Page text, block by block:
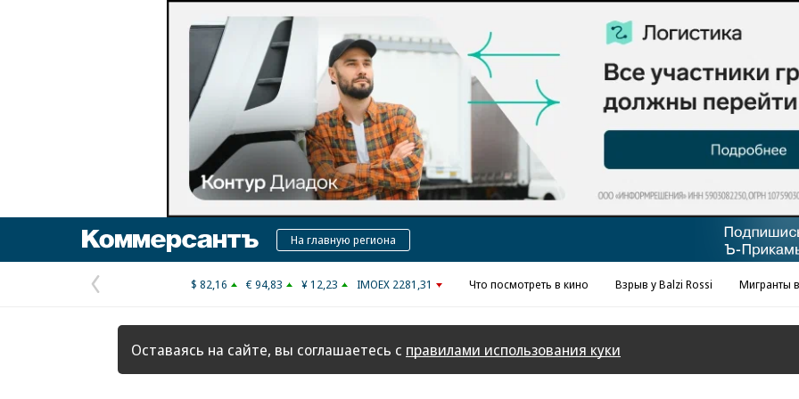
КоммерсантъНа главную региона
Предыдущая
страница
$ 82,16 € 94,83 ¥ 12,23 IMOEX 2281,31 Что посмотреть в кино Взрыв у Balzi Rossi Мигранты
Оставаясь на сайте, вы соглашаетесь с правилами использования куки